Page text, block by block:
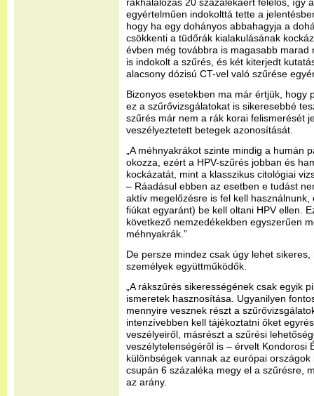
egyértelműen indokolttá tette a
hogy ha egy dohányos abbahagyja a
csökkenti a tüdőrák kialakulásának
évben még továbbra is magasabb marad
is indokolt a szűrés, és két kiterjedt
alacsony dózisú CT-vel való szűrése
Bizonyos esetekben ma már értjük, hogy
ez a szűrővizsgálatokat is sikeresebbé
szűrés már nem a rák korai felismerését
veszélyeztetett betegek azonosítását.
„A méhnyakrákot szinte mindig a humán
okozza, ezért a HPV-szűrés jobban és
kockázatát, mint a klasszikus citológiai
– Ráadásul ebben az esetben e tudást
aktív megelőzésre is fel kell
fiúkat egyaránt) be kell oltani HPV ellen.
következő nemzedékekben egyszerűen
méhnyakrák.”
De persze mindez csak úgy lehet
személyek együttműködők.
„A rákszűrés sikerességének csak egyik
ismeretek hasznosítása. Ugyanilyen
mennyire vesznek részt a
intenzívebben kell tájékoztatni őket
veszélyeiről, másrészt a szűrési
veszélytelenségéről is – érvelt Kondorosi
különbségek vannak az európai
csupán 6 százaléka megy el a szűrésre,
az arány.